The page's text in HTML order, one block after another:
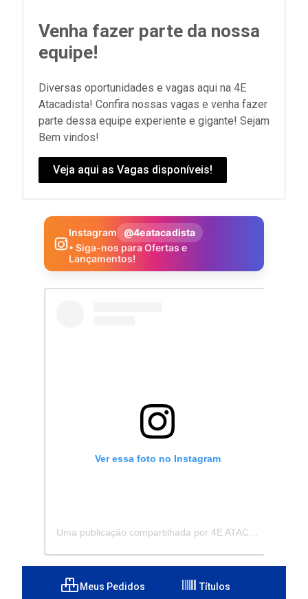
Venha fazer parte da nossa
equipe!
Diversas oportunidades e vagas aqui na 4E
Atacadista! Confira nossas vagas e venha fazer
parte dessa equipe experiente e gigante! Sejam
Bem vindos!
Veja aqui as Vagas disponíveis!
Instagram
@4eatacadista
• Siga-nos para Ofertas e
Lançamentos!
Ver essa foto no Instagram
Meus Pedidos Títulos